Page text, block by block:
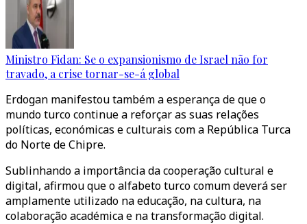
Ministro Fidan: Se o expansionismo de Israel não for
travado, a crise tornar-se-á global
Erdogan manifestou também a esperança de que o
mundo turco continue a reforçar as suas relações
políticas, económicas e culturais com a República Turca
do Norte de Chipre.
Sublinhando a importância da cooperação cultural e
digital, afirmou que o alfabeto turco comum deverá ser
amplamente utilizado na educação, na cultura, na
colaboração académica e na transformação digital.